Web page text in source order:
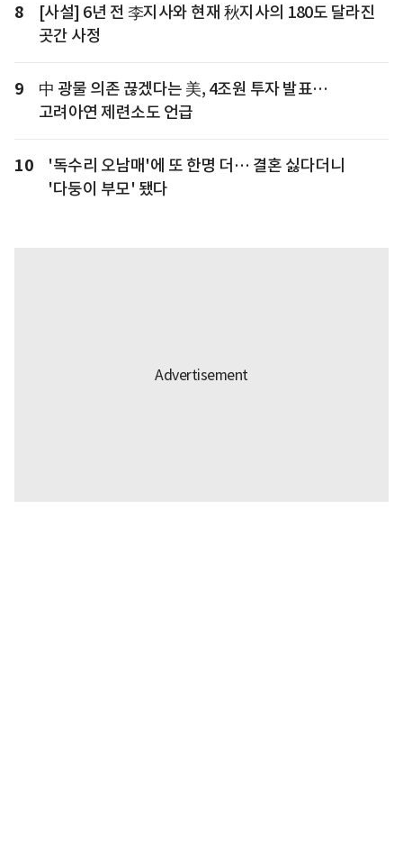
8
[사설] 6년 전 李지사와 현재 秋지사의 180도 달라진
곳간 사정
9
中 광물 의존 끊겠다는 美, 4조원 투자 발표…
고려아연 제련소도 언급
10
'독수리 오남매'에 또 한명 더… 결혼 싫다더니
'다둥이 부모' 됐다